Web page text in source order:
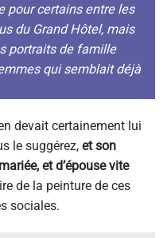
pour certains entre les
du Grand Hôtel, mais
portraits de famille
qui semblait déjà
devait certainement lui
le suggérez, et son
et d’épouse vite
de la peinture de ces
sociales.